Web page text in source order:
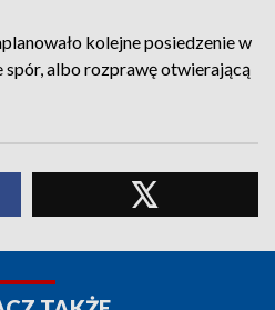
kolejne posiedzenie w
albo rozprawę otwierającą